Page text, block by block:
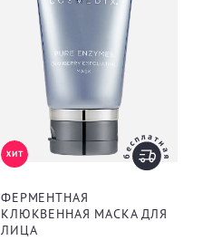
ФЕРМЕНТНАЯ
КЛЮКВЕННАЯ МАСКА ДЛЯ
ЛИЦА